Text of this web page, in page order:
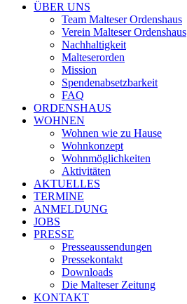
ÜBER UNS
Team Malteser Ordenshaus
Verein Malteser Ordenshaus
Nachhaltigkeit
Malteserorden
Mission
Spendenabsetzbarkeit
FAQ
ORDENSHAUS
WOHNEN
Wohnen wie zu Hause
Wohnkonzept
Wohnmöglichkeiten
Aktivitäten
AKTUELLES
TERMINE
ANMELDUNG
JOBS
PRESSE
Presseaussendungen
Pressekontakt
Downloads
Die Malteser Zeitung
KONTAKT